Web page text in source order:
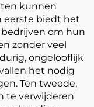
kunnen
eerste biedt het
om hun
zonder veel
ongelooflijk
het nodig
Ten tweede,
te verwijderen